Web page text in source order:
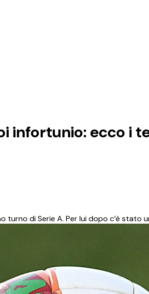
infortunio: ecco i
turno di Serie A. Per lui dopo c’è stato